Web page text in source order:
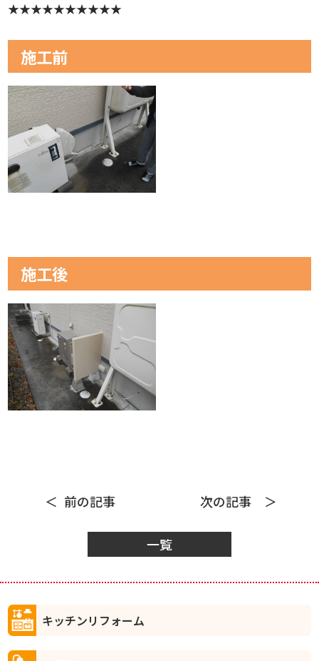
★★★★★★★★★★
施工前
施工後
前の記事
一覧
次の記事
キッチンリフォーム